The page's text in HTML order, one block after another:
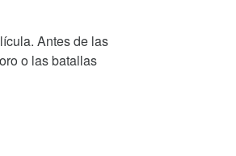
Antes de las
o las batallas